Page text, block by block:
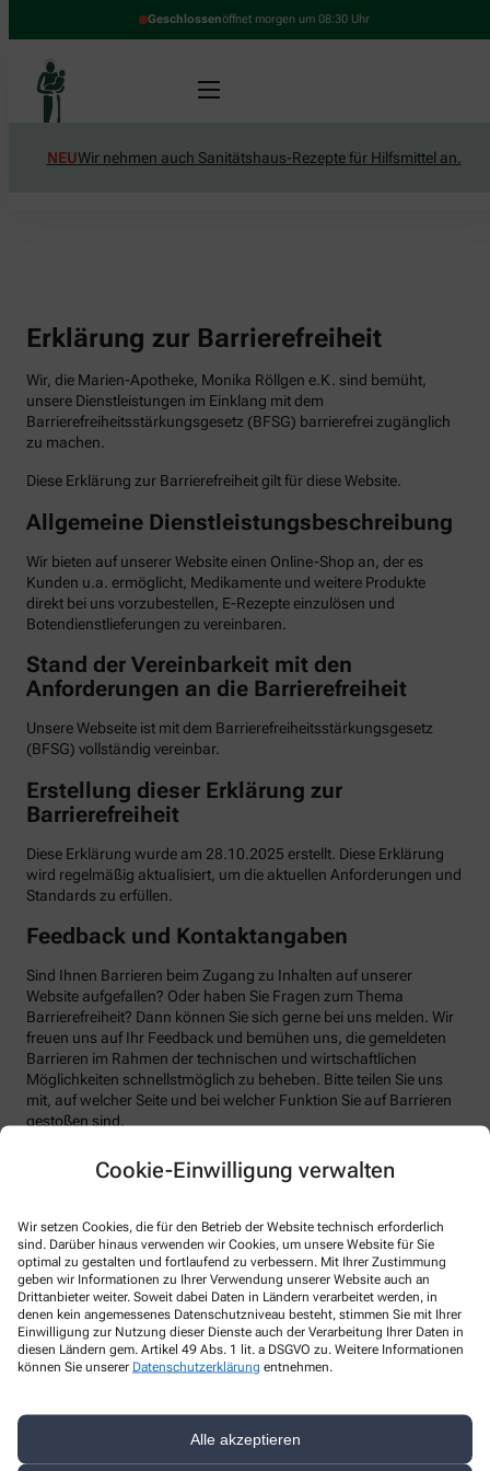
Cookie-Einwilligung verwalten
Wir setzen Cookies, die für den Betrieb der Website technisch erforderlich
sind. Darüber hinaus verwenden wir Cookies, um unsere Website für Sie
optimal zu gestalten und fortlaufend zu verbessern. Mit Ihrer Zustimmung
geben wir Informationen zu Ihrer Verwendung unserer Website auch an
Drittanbieter weiter. Soweit dabei Daten in Ländern verarbeitet werden, in
denen kein angemessenes Datenschutzniveau besteht, stimmen Sie mit Ihrer
Einwilligung zur Nutzung dieser Dienste auch der Verarbeitung Ihrer Daten in
diesen Ländern gem. Artikel 49 Abs. 1 lit. a DSGVO zu. Weitere Informationen
können Sie unserer Datenschutzerklärung entnehmen.
Alle akzeptieren
Geschlossenöffnet morgen um 08:30 Uhr
NEUWir nehmen auch Sanitätshaus-Rezepte für Hilfsmittel an.
Erklärung zur Barrierefreiheit
Wir, die Marien-Apotheke, Monika Röllgen e.K. sind bemüht,
unsere Dienstleistungen im Einklang mit dem
Barrierefreiheitsstärkungsgesetz (BFSG) barrierefrei zugänglich
zu machen.
Diese Erklärung zur Barrierefreiheit gilt für diese Website.
Allgemeine Dienstleistungsbeschreibung
Wir bieten auf unserer Website einen Online-Shop an, der es
Kunden u.a. ermöglicht, Medikamente und weitere Produkte
direkt bei uns vorzubestellen, E-Rezepte einzulösen und
Botendienstlieferungen zu vereinbaren.
Stand der Vereinbarkeit mit den
Anforderungen an die Barrierefreiheit
Unsere Webseite ist mit dem Barrierefreiheitsstärkungsgesetz
(BFSG) vollständig vereinbar.
Erstellung dieser Erklärung zur
Barrierefreiheit
Diese Erklärung wurde am 28.10.2025 erstellt. Diese Erklärung
wird regelmäßig aktualisiert, um die aktuellen Anforderungen und
Standards zu erfüllen.
Feedback und Kontaktangaben
Sind Ihnen Barrieren beim Zugang zu Inhalten auf unserer
Website aufgefallen? Oder haben Sie Fragen zum Thema
Barrierefreiheit? Dann können Sie sich gerne bei uns melden. Wir
freuen uns auf Ihr Feedback und bemühen uns, die gemeldeten
Barrieren im Rahmen der technischen und wirtschaftlichen
Möglichkeiten schnellstmöglich zu beheben. Bitte teilen Sie uns
mit, auf welcher Seite und bei welcher Funktion Sie auf Barrieren
gestoßen sind.
Bitte benutzen sie dafür das vorgesehene Kontaktformular auf
unserer Website. Sie können uns auch über folgende Wege die
E-Mail: info@marien-apotheke-eckum.de
Telefon: +49-2183/60 97
Telefax: +49-2183/92 42
Postanschrift: Bahnstr. 70 41569 Rommerskirchen
Durchsetzungsverfahren und
Sollten Sie auf Mitteilungen oder Anfragen zur Barrierefreiheit
keine zufriedenstellenden Antworten erhalten, können Sie sich an